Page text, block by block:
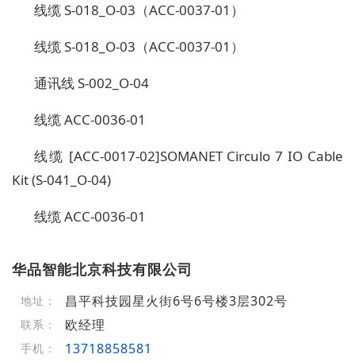
线缆 S-018_O-03（ACC-0037-01）
线缆 S-018_O-03（ACC-0037-01）
通讯线 S-002_O-04
线缆 ACC-0036-01
线缆 [ACC-0017-02]SOMANET Circulo 7 IO Cable
Kit (S-041_O-04)
线缆 ACC-0036-01
华品智能北京科技有限公司
地址： 昌平科技园星火街6号6号楼3层302号
联系： 欧经理
手机： 13718858581